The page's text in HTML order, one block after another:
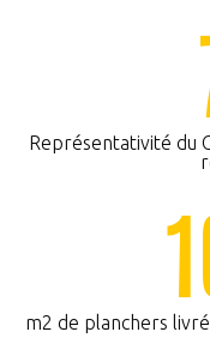
Représentativité du
0
1
m2 de planchers